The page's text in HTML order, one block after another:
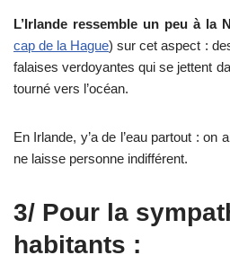
L’Irlande ressemble un peu à la
cap de la Hague) sur cet aspect :
falaises verdoyantes qui se jettent
tourné vers l’océan.
En Irlande, y’a de l’eau partout : on
ne laisse personne indifférent.
3/ Pour la
habitants :